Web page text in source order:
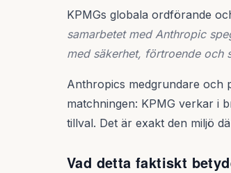
KPMGs globala ordförande
samarbetet med Anthropic
med säkerhet, förtroende och
Anthropics medgrundare och
matchningen: KPMG verkar i
tillval. Det är exakt den miljö
Vad detta faktiskt